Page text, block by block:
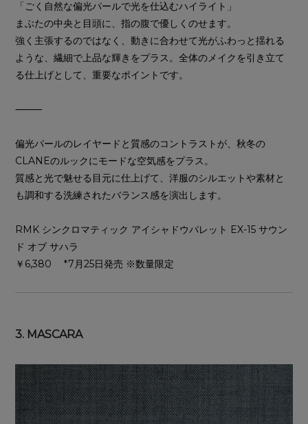
「ごく自然な偏光パールで光を仕込むハイライト」
まぶたの中央と目頭に、指の腹で優しくのせます。
強く主張するのではなく、動きに合わせて光がふわっと揺れる
ような、繊細で上品な輝きをプラス。全体のメイクを引き立て
る仕上げとして、重要なポイントです。
⸻
偏光パールのレイヤードと質感のコントラストが、秋冬の
CLANEのルックにモードな空気感をプラス。
質感と光で魅せる目元に仕上げて、洋服のシルエットや素材と
も調和する洗練されたバランス感を演出します。
RMK シンクロマティック アイシャドウパレット EX-15 サウン
ド オブ サハラ
￥6,380 *7月25日発売 ※数量限定
3. MASCARA